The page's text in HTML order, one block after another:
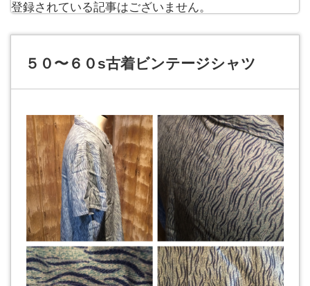
登録されている記事はございません。
５０〜６０s古着ビンテージシャツ